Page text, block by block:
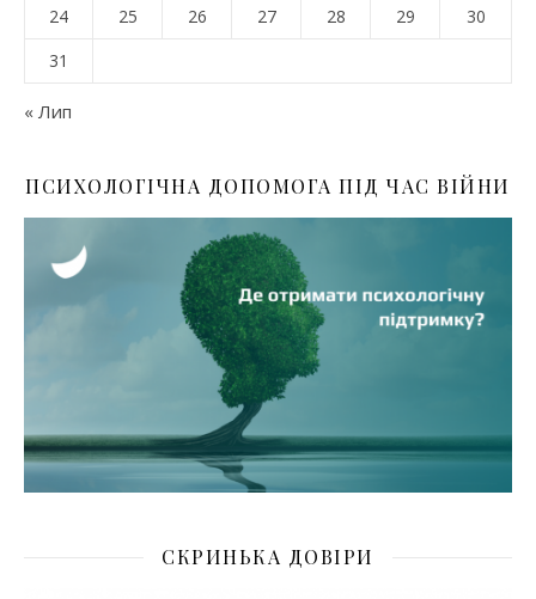
24
25 26 27 28 29
30
31
« Лип
ПСИХОЛОГІЧНА ДОПОМОГА ПІД ЧАС ВІЙНИ
СКРИНЬКА ДОВІРИ